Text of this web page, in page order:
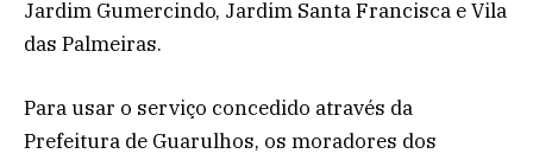
Jardim Gumercindo, Jardim Santa Francisca e Vila
das Palmeiras.
Para usar o serviço concedido através da
Prefeitura de Guarulhos, os moradores dos